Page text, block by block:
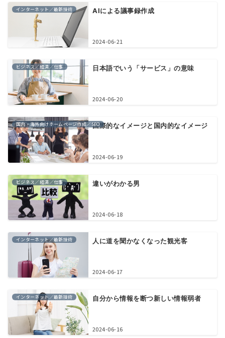
インターネット／最新技術 AIによる議事録作成
2024-06-21
ビジネス／経済／仕事 日本語でいう「サービス」の意味
2024-06-20
国内・海外向けホームページ作成／SEO国際的なイメージと国内的なイメージ
2024-06-19
ビジネス／経済／仕事 違いがわかる男
2024-06-18
インターネット／最新技術 人に道を聞かなくなった観光客
2024-06-17
インターネット／最新技術 自分から情報を断つ新しい情報弱者
2024-06-16